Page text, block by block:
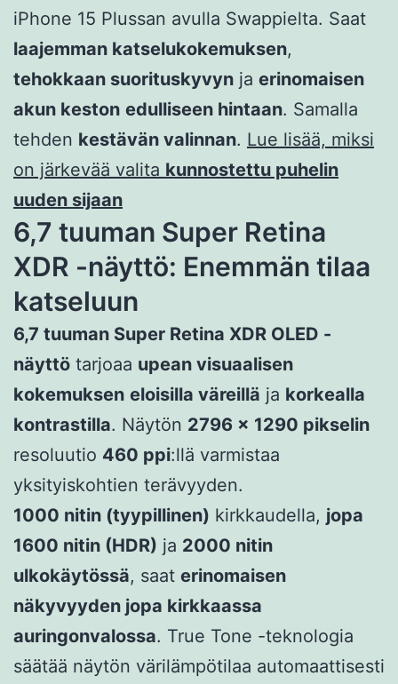
iPhone 15 Plussan avulla Swappielta. Saat
laajemman katselukokemuksen,
tehokkaan suorituskyvyn ja erinomaisen
akun keston edulliseen hintaan. Samalla
tehden kestävän valinnan. Lue lisää, miksi
on järkevää valita kunnostettu puhelin
uuden sijaan
6,7 tuuman Super Retina
XDR -näyttö: Enemmän tilaa
katseluun
6,7 tuuman Super Retina XDR OLED -
näyttö tarjoaa upean visuaalisen
kokemuksen eloisilla väreillä ja korkealla
kontrastilla. Näytön 2796 × 1290 pikselin
resoluutio 460 ppi:llä varmistaa
yksityiskohtien terävyyden.
1000 nitin (tyypillinen) kirkkaudella, jopa
1600 nitin (HDR) ja 2000 nitin
ulkokäytössä, saat erinomaisen
näkyvyyden jopa kirkkaassa
auringonvalossa. True Tone -teknologia
säätää näytön värilämpötilaa automaattisesti